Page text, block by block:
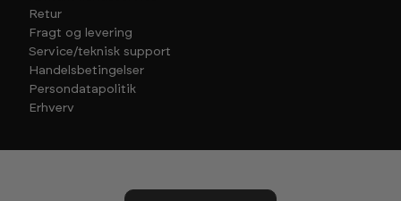
Retur
Fragt og levering
Service/teknisk support
Handelsbetingelser
Persondatapolitik
Erhverv